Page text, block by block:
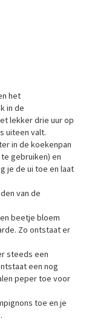
het
in de
lekker drie uur op
uiteen valt.
in de koekenpan
gebruiken) en
je de ui toe en laat
van de
beetje bloem
Zo ontstaat er
steeds een
een nog
peper toe voor
toe en je